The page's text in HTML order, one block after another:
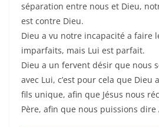
séparation entre nous et Dieu,
est contre Dieu.
Dieu a vu notre incapacité a faire
imparfaits, mais Lui est parfait.
Dieu a un fervent désir que nous
avec Lui, c’est pour cela que Dieu
fils unique, afin que Jésus nous
Père, afin que nous puissions dire